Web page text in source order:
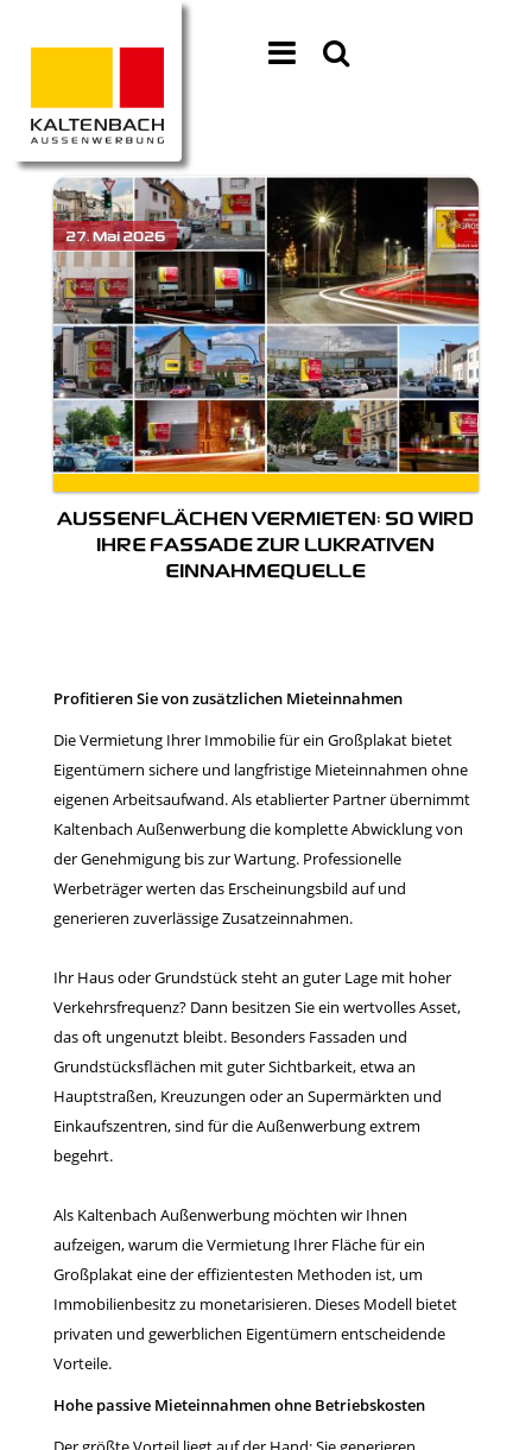
AUSSENFLÄCHEN VERMIETEN: SO WIRD I
HRE FASSADE ZUR LUKRATIVEN E
INNAHMEQUELLE
Profitieren Sie von zusätzlichen Mieteinnahmen
Die Vermietung Ihrer Immobilie für ein Großplakat bietet
Eigentümern sichere und langfristige Mieteinnahmen ohne
eigenen Arbeitsaufwand. Als etablierter Partner übernimmt
Kaltenbach Außenwerbung die komplette Abwicklung von
der Genehmigung bis zur Wartung. Professionelle
Werbeträger werten das Erscheinungsbild auf und
generieren zuverlässige Zusatzeinnahmen.
Ihr Haus oder Grundstück steht an guter Lage mit hoher
Verkehrsfrequenz? Dann besitzen Sie ein wertvolles Asset,
das oft ungenutzt bleibt. Besonders Fassaden und
Grundstücksflächen mit guter Sichtbarkeit, etwa an
Hauptstraßen, Kreuzungen oder an Supermärkten und
Einkaufszentren, sind für die Außenwerbung extrem
begehrt.
Als Kaltenbach Außenwerbung möchten wir Ihnen
aufzeigen, warum die Vermietung Ihrer Fläche für ein
Großplakat eine der effizientesten Methoden ist, um
Immobilienbesitz zu monetarisieren. Dieses Modell bietet
privaten und gewerblichen Eigentümern entscheidende
Vorteile.
Hohe passive Mieteinnahmen ohne Betriebskosten